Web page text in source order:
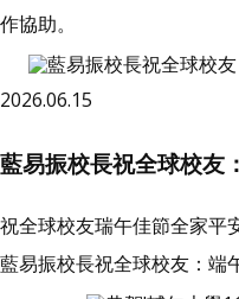
作協助。
2026.06.15
藍易振校長祝全球校友
祝全球校友瑞午佳節全家平
藍易振校長祝全球校友：端